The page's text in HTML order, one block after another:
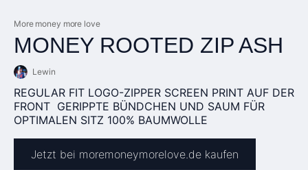
More money more love
MONEY ROOTED ZIP ASH
Lewin
REGULAR FIT LOGO-ZIPPER SCREEN PRINT AUF DER
FRONT GERIPPTE BÜNDCHEN UND SAUM FÜR
OPTIMALEN SITZ 100% BAUMWOLLE
Jetzt bei moremoneymorelove.de kaufen